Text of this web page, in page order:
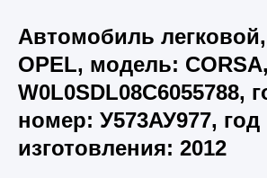
Автомобиль
OPEL, модель:
W0L0SDL08C6055788,
номер: У573АУ977, год
изготовления: 2012